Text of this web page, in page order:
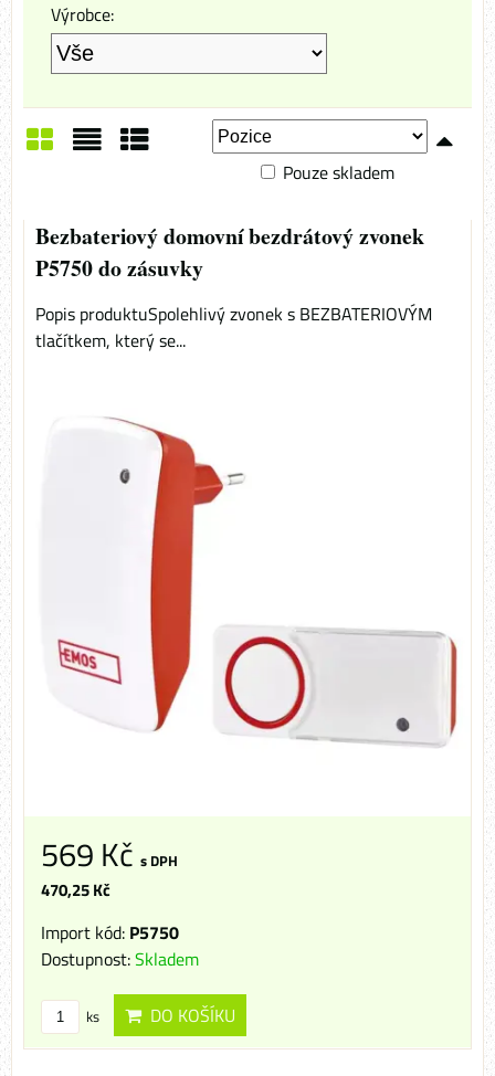
Výrobce:
Pouze skladem
Bezbateriový domovní bezdrátový zvonek
P5750 do zásuvky
Popis produktuSpolehlivý zvonek s BEZBATERIOVÝM
tlačítkem, který se...
569 Kč s DPH
470,25 Kč
Import kód: P5750
Dostupnost:Skladem
ks DO KOŠÍKU